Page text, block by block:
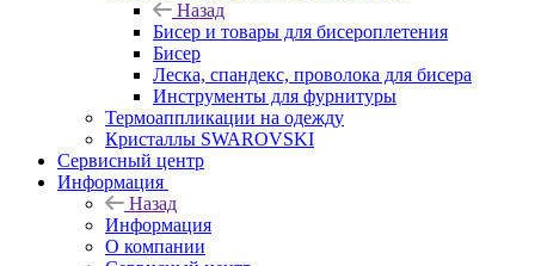
Назад
Бисер и товары для бисероплетения
Бисер
Леска, спандекс, проволока для бисера
Инструменты для фурнитуры
Термоаппликации на одежду
Кристаллы SWAROVSKI
Сервисный центр
Информация
Назад
Информация
О компании